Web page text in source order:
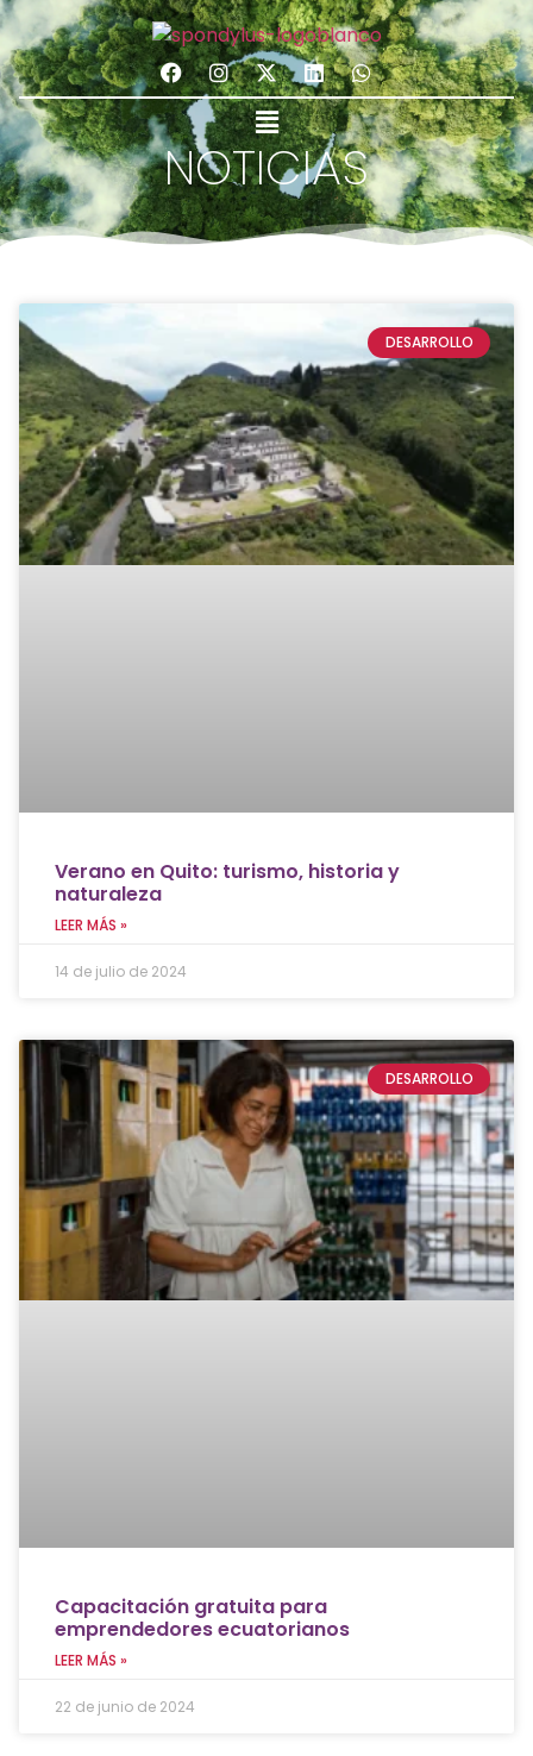
NOTICIAS
DESARROLLO
Verano en Quito: turismo, historia y
naturaleza
LEER MÁS »
14 de julio de 2024
DESARROLLO
Capacitación gratuita para
emprendedores ecuatorianos
LEER MÁS »
22 de junio de 2024